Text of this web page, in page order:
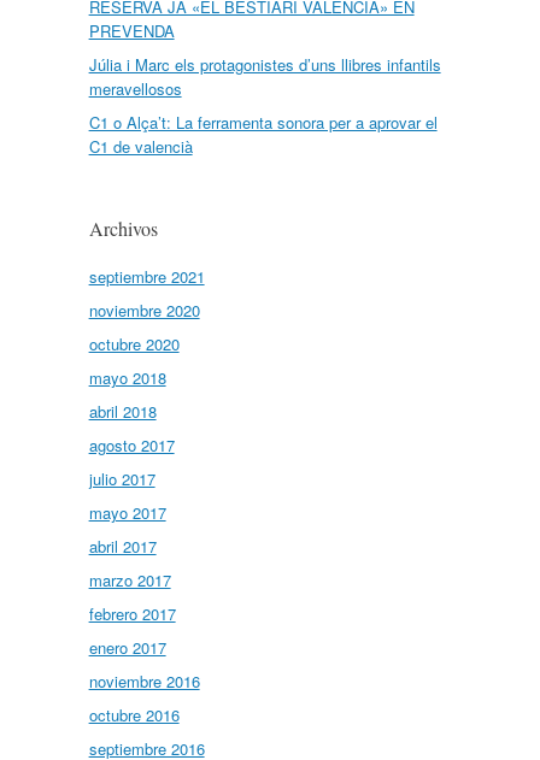
RESERVA JA «EL BESTIARI VALENCIÀ» EN
PREVENDA
Júlia i Marc els protagonistes d’uns llibres infantils
meravellosos
C1 o Alça’t: La ferramenta sonora per a aprovar el
C1 de valencià
Archivos
septiembre 2021
noviembre 2020
octubre 2020
mayo 2018
abril 2018
agosto 2017
julio 2017
mayo 2017
abril 2017
marzo 2017
febrero 2017
enero 2017
noviembre 2016
octubre 2016
septiembre 2016